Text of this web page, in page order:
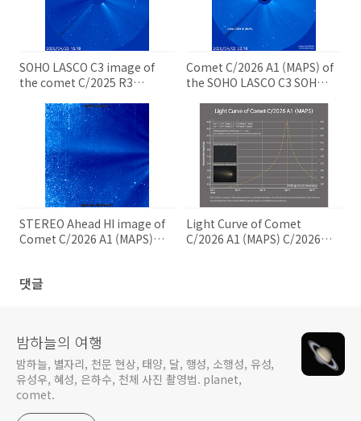
SOHO LASCO C3 image of
the comet C/2025 R3
성의 SOHO LASCO C3 사진
Comet C/2026 A1 (MAPS) of
the SOHO LASCO C3 SOHO
A1 혜성
STEREO Ahead HI image of
Comet C/2026 A1 (MAPS)
Light Curve of Comet
C/2026 A1 (MAPS) C/2026
댓글
밤하늘의 여행
밤하늘, 별자리, 천문 현상, 태양, 달, 행성, 소행성, 유성,
유성우, 혜성, 은하수, 천체 사진 촬영법. planet,
comet.